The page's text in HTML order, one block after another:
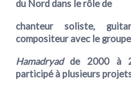
du Nord dans le rôle de
chanteur soliste,
compositeur avec le
Hamadryadde 2000 à
participé à plusieurs